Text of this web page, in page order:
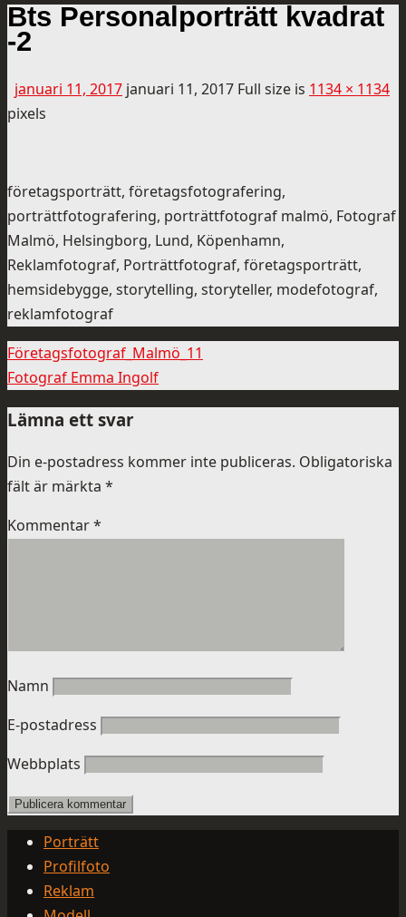
Bts Personalporträtt kvadrat
-2
januari 11, 2017 januari 11, 2017 Full size is 1134 × 1134
pixels
företagsporträtt, företagsfotografering,
porträttfotografering, porträttfotograf malmö, Fotograf
Malmö, Helsingborg, Lund, Köpenhamn,
Reklamfotograf, Porträttfotograf, företagsporträtt,
hemsidebygge, storytelling, storyteller, modefotograf,
reklamfotograf
Företagsfotograf_Malmö_11
Fotograf Emma Ingolf
Lämna ett svar
Din e-postadress kommer inte publiceras. Obligatoriska
fält är märkta *
Kommentar*
Namn
E-postadress
Webbplats
Porträtt
Profilfoto
Reklam